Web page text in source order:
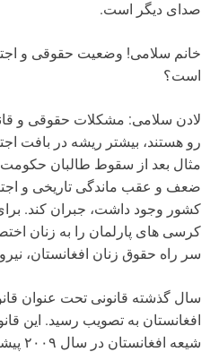
صدای دیگر است.
خانم سلامی! وضعیت حقوقی و
است؟
لادن سلامی: مشکلات حقوقی و
رو هستند، بیشتر ریشه در بافت
مثال بعد از سقوط طالبان حکومت
ضعف و عقب ماندگی تاریخی و
کشور وجود داشت، جبران کند.
کرسی های پارلمان را به زنان
سر راه حقوق زنان افغانستان،
سال گذشته قانونی تحت عنوان
افغانستان به تصویب رسید. این
شیعه